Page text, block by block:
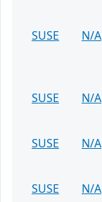
SUSE
N/A
SUSE
N/A
SUSE
N/A
SUSE
N/A